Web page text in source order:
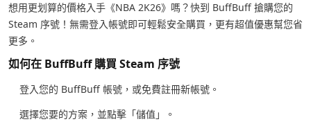
想用更划算的價格入手《NBA 2K26》嗎？快到 BuffBuff 搶購您的
Steam 序號！無需登入帳號即可輕鬆安全購買，更有超值優惠幫您省
更多。
如何在 BuffBuff 購買 Steam 序號
登入您的 BuffBuff 帳號，或免費註冊新帳號。
選擇您要的方案，並點擊「儲值」。